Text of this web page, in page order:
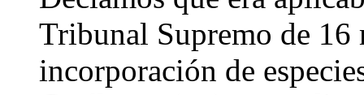
Tribunal Supremo de 16
incorporación de